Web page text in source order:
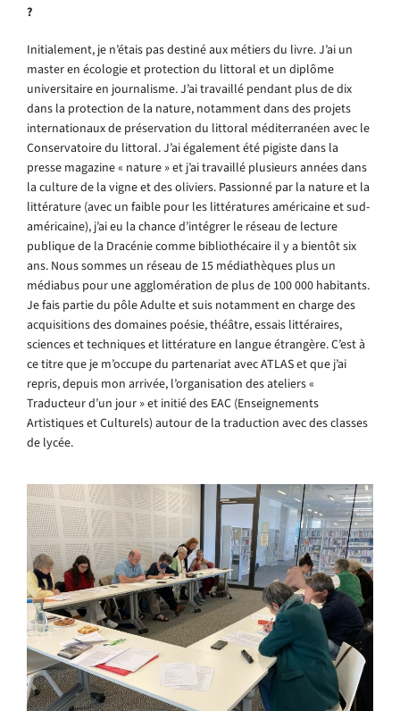
?
Initialement, je n’étais pas destiné aux métiers du livre. J’ai un
master en écologie et protection du littoral et un diplôme
universitaire en journalisme. J’ai travaillé pendant plus de dix
dans la protection de la nature, notamment dans des projets
internationaux de préservation du littoral méditerranéen avec le
Conservatoire du littoral. J’ai également été pigiste dans la
presse magazine « nature » et j’ai travaillé plusieurs années dans
la culture de la vigne et des oliviers. Passionné par la nature et la
littérature (avec un faible pour les littératures américaine et sud-
américaine), j’ai eu la chance d’intégrer le réseau de lecture
publique de la Dracénie comme bibliothécaire il y a bientôt six
ans. Nous sommes un réseau de 15 médiathèques plus un
médiabus pour une agglomération de plus de 100 000 habitants.
Je fais partie du pôle Adulte et suis notamment en charge des
acquisitions des domaines poésie, théâtre, essais littéraires,
sciences et techniques et littérature en langue étrangère. C’est à
ce titre que je m’occupe du partenariat avec ATLAS et que j’ai
repris, depuis mon arrivée, l’organisation des ateliers «
Traducteur d’un jour » et initié des EAC (Enseignements
Artistiques et Culturels) autour de la traduction avec des classes
de lycée.